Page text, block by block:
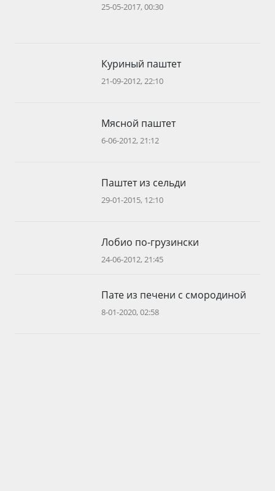
25-05-2017, 00:30
Куриный паштет
21-09-2012, 22:10
Мясной паштет
6-06-2012, 21:12
Паштет из сельди
29-01-2015, 12:10
Лобио по-грузински
24-06-2012, 21:45
Пате из печени с смородиной
8-01-2020, 02:58